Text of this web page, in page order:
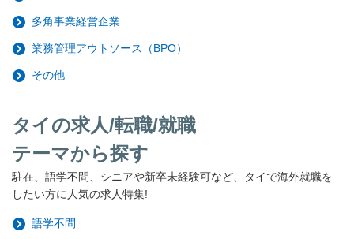
多角事業経営企業
業務管理アウトソース（BPO）
その他
タイの求人/転職/就職
テーマから探す
駐在、語学不問、シニアや新卒未経験可など、タイで海外就職を
したい方に人気の求人特集!
語学不問